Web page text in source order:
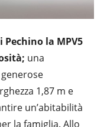
la MPV5
una
1,87 m e
un’abitabilità
la famiglia. Allo